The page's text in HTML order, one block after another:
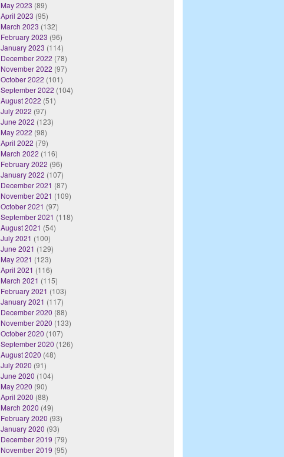
May 2023 (89)
April 2023 (95)
March 2023 (132)
February 2023 (96)
January 2023 (114)
December 2022 (78)
November 2022 (97)
October 2022 (101)
September 2022 (104)
August 2022 (51)
July 2022 (97)
June 2022 (123)
May 2022 (98)
April 2022 (79)
March 2022 (116)
February 2022 (96)
January 2022 (107)
December 2021 (87)
November 2021 (109)
October 2021 (97)
September 2021 (118)
August 2021 (54)
July 2021 (100)
June 2021 (129)
May 2021 (123)
April 2021 (116)
March 2021 (115)
February 2021 (103)
January 2021 (117)
December 2020 (88)
November 2020 (133)
October 2020 (107)
September 2020 (126)
August 2020 (48)
July 2020 (91)
June 2020 (104)
May 2020 (90)
April 2020 (88)
March 2020 (49)
February 2020 (93)
January 2020 (93)
December 2019 (79)
November 2019 (95)